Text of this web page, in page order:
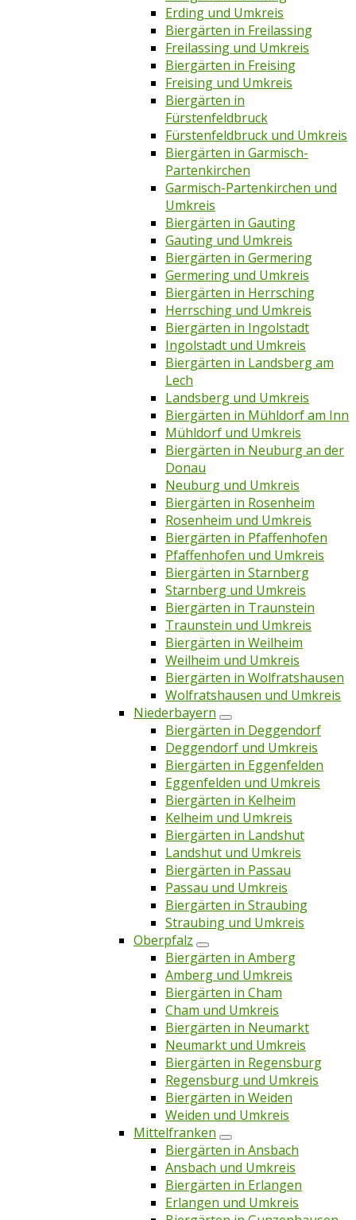
Erding und Umkreis
Biergärten in Freilassing
Freilassing und Umkreis
Biergärten in Freising
Freising und Umkreis
Biergärten in
Fürstenfeldbruck
Fürstenfeldbruck und Umkreis
Biergärten in Garmisch-
Partenkirchen
Garmisch-Partenkirchen und
Umkreis
Biergärten in Gauting
Gauting und Umkreis
Biergärten in Germering
Germering und Umkreis
Biergärten in Herrsching
Herrsching und Umkreis
Biergärten in Ingolstadt
Ingolstadt und Umkreis
Biergärten in Landsberg am
Lech
Landsberg und Umkreis
Biergärten in Mühldorf am Inn
Mühldorf und Umkreis
Biergärten in Neuburg an der
Donau
Neuburg und Umkreis
Biergärten in Rosenheim
Rosenheim und Umkreis
Biergärten in Pfaffenhofen
Pfaffenhofen und Umkreis
Biergärten in Starnberg
Starnberg und Umkreis
Biergärten in Traunstein
Traunstein und Umkreis
Biergärten in Weilheim
Weilheim und Umkreis
Biergärten in Wolfratshausen
Wolfratshausen und Umkreis
Niederbayern
Biergärten in Deggendorf
Deggendorf und Umkreis
Biergärten in Eggenfelden
Eggenfelden und Umkreis
Biergärten in Kelheim
Kelheim und Umkreis
Biergärten in Landshut
Landshut und Umkreis
Biergärten in Passau
Passau und Umkreis
Biergärten in Straubing
Straubing und Umkreis
Oberpfalz
Biergärten in Amberg
Amberg und Umkreis
Biergärten in Cham
Cham und Umkreis
Biergärten in Neumarkt
Neumarkt und Umkreis
Biergärten in Regensburg
Regensburg und Umkreis
Biergärten in Weiden
Weiden und Umkreis
Mittelfranken
Biergärten in Ansbach
Ansbach und Umkreis
Biergärten in Erlangen
Erlangen und Umkreis